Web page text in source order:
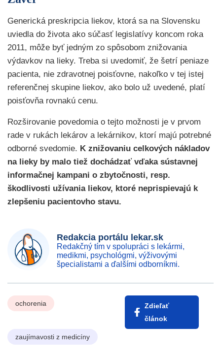
Generická preskripcia liekov, ktorá sa na Slovensku
uviedla do života ako súčasť legislatívy koncom roka
2011, môže byť jedným zo spôsobom znižovania
výdavkov na lieky. Treba si uvedomiť, že šetrí peniaze
pacienta, nie zdravotnej poisťovne, nakoľko v tej istej
referenčnej skupine liekov, ako bolo už uvedené, platí
poisťovňa rovnakú cenu.
Rozširovanie povedomia o tejto možnosti je v prvom
rade v rukách lekárov a lekárnikov, ktorí majú potrebné
odborné svedomie. K znižovaniu celkových nákladov
na lieky by malo tiež dochádzať vďaka sústavnej
informačnej kampani o zbytočnosti, resp.
škodlivosti užívania liekov, ktoré neprispievajú k
zlepšeniu pacientovho stavu.
Redakcia portálu lekar.sk
Redakčný tím v spolupráci s lekármi,
medikmi, psychológmi, výživovými
špecialistami a ďalšími odborníkmi.
ochorenia
Zdieľať
článok
zaujímavosti z medicíny